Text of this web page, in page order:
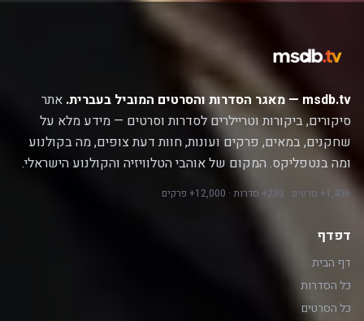
msdb.tv — מאגר הסדרות והסרטים המוביל בעברית.
אתר
סיקורים, ביקורות וטריילרים לסדרות וסרטים — מידע מלא על
שחקנים, במאים, פרקים ועונות, חוות דעת צופים, מה בקולנוע
ומה בנטפליקס. המקום של אוהבי הטלוויזיה והקולנוע הישראלי.
1,436+ סרטים · 230+ סדרות · 12,000+ פרקים
דפדף
דף הבית
כל הסדרות
כל הסרטים